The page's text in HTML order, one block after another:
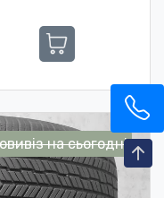
на сьогодні